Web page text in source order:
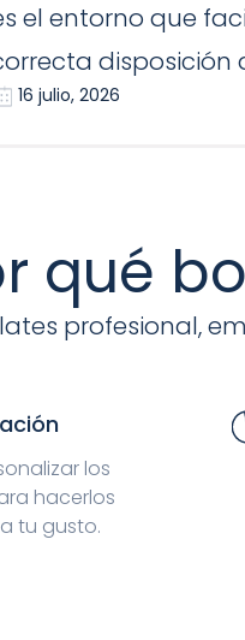
el entorno que
disposición
16 julio, 2026
qué
profesional,
los
hacerlos
tu gusto.